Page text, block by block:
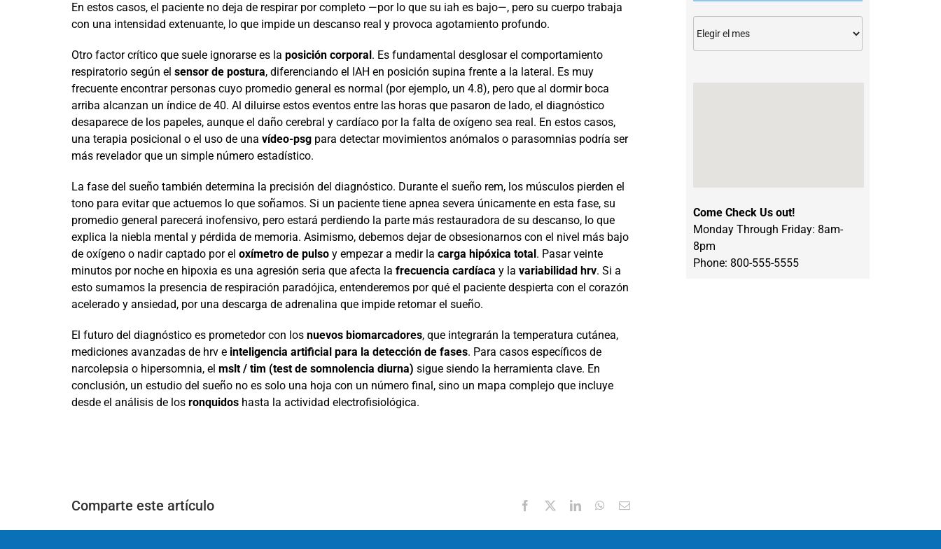
En estos casos, el paciente no deja de respirar por completo —por lo que su iah es bajo—, pero su cuerpo trabaja
con una intensidad extenuante, lo que impide un descanso real y provoca agotamiento profundo.
Otro factor crítico que suele ignorarse es la posición corporal. Es fundamental desglosar el comportamiento
respiratorio según el sensor de postura, diferenciando el IAH en posición supina frente a la lateral. Es muy
frecuente encontrar personas cuyo promedio general es normal (por ejemplo, un 4.8), pero que al dormir boca
arriba alcanzan un índice de 40. Al diluirse estos eventos entre las horas que pasaron de lado, el diagnóstico
desaparece de los papeles, aunque el daño cerebral y cardíaco por la falta de oxígeno sea real. En estos casos,
una terapia posicional o el uso de una vídeo-psgpara detectar movimientos anómalos o parasomnias podría ser
más revelador que un simple número estadístico.
La fase del sueño también determina la precisión del diagnóstico. Durante el sueño rem, los músculos pierden el
tono para evitar que actuemos lo que soñamos. Si un paciente tiene apnea severa únicamente en esta fase, su
promedio general parecerá inofensivo, pero estará perdiendo la parte más restauradora de su descanso, lo que
explica la niebla mental y pérdida de memoria. Asimismo, debemos dejar de obsesionarnos con el nivel más bajo
de oxígeno o nadir captado por el oxímetro de pulsoy empezar a medir la carga hipóxica total. Pasar veinte
minutos por noche en hipoxia es una agresión seria que afecta la frecuencia cardíaca y la variabilidad hrv. Si a
esto sumamos la presencia de respiración paradójica, entenderemos por qué el paciente despierta con el corazón
acelerado y ansiedad, por una descarga de adrenalina que impide retomar el sueño.
El futuro del diagnóstico es prometedor con los nuevos biomarcadores, que integrarán la temperatura cutánea,
mediciones avanzadas de hrv e inteligencia artificial para la detección de fases. Para casos específicos de
narcolepsia o hipersomnia, el mslt / tim (test de somnolencia diurna) sigue siendo la herramienta clave. En
conclusión, un estudio del sueño no es solo una hoja con un número final, sino un mapa complejo que incluye
desde el análisis de los ronquidoshasta la actividad electrofisiológica.
Comparte este artículo Facebook
X LinkedInWhatsApp
Correo
Come Check Us out!
Monday Through Friday: 8am-
8pm
Phone: 800-555-5555